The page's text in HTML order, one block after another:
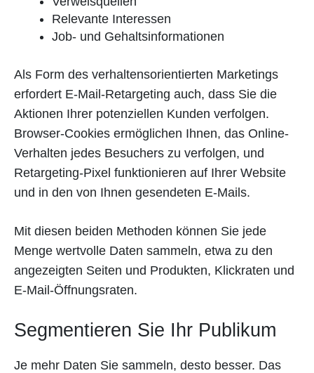
Relevante Interessen
Job- und Gehaltsinformationen
Als Form des verhaltensorientierten Marketings
erfordert E-Mail-Retargeting auch, dass Sie die
Aktionen Ihrer potenziellen Kunden verfolgen.
Browser-Cookies ermöglichen Ihnen, das Online-
Verhalten jedes Besuchers zu verfolgen, und
Retargeting-Pixel funktionieren auf Ihrer Website
und in den von Ihnen gesendeten E-Mails.
Mit diesen beiden Methoden können Sie jede
Menge wertvolle Daten sammeln, etwa zu den
angezeigten Seiten und Produkten, Klickraten und
E-Mail-Öffnungsraten.
Segmentieren Sie Ihr Publikum
Je mehr Daten Sie sammeln, desto besser. Das